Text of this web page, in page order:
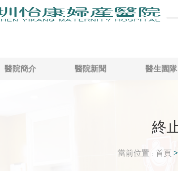
醫院簡介 醫院新聞 醫生園隊
終
當前位置 首頁 >